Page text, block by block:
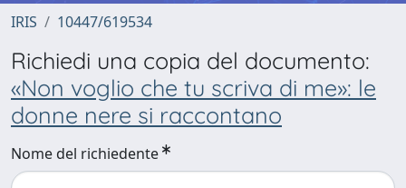
IRIS 10447/619534
Richiedi una copia del documento:
«Non voglio che tu scriva di me»: le
donne nere si raccontano
Nome del richiedente